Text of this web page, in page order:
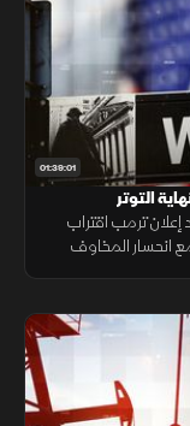
01:39:01
التوتر
إعلان ترمب اقتراب
ما دفع أسعار النفط للتراجع 5% مع انحسار المخاوف